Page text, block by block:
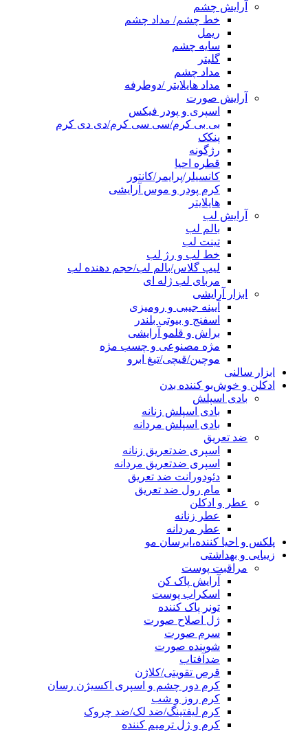
آرایش چشم
خط چشم/ مداد چشم
ریمل
سایه چشم
گلیتر
مداد چشم
مداد هایلایتر /دوطرفه
آرایش صورت
اسپری و پودر فیکس
بی بی کرم/سی سی کرم/دی دی کرم
پنکک
رژگونه
قطره احیا
کانسیلر/پرایمر/کانتور
کرم پودر و موس آرایشی
هایلایتر
آرایش لب
بالم لب
تینت لب
خط لب و رژ لب
لیپ گلاس/بالم لب/حجم دهنده لب
مربای لب ژله ای
ابزار آرایشی
آیینه جیبی و رومیزی
اسفنج و بیوتی بلندر
براش و قلمو آرایشی
مژه مصنوعی و چسب مژه
موچین/قیچی/تیغ ابرو
ابزار سالنی
ادکلن و خوش‌بو کننده بدن
بادی اسپلش
بادی اسپلش زنانه
بادی اسپلش مردانه
ضد تعریق
اسپری ضدتعریق زنانه
اسپری ضدتعریق مردانه
دئودورانت ضد تعریق
مام رول ضد تعریق
عطر و ادکلن
عطر زنانه
عطر مردانه
پلکس و احیا کننده،ابرسان مو
زیبایی و بهداشتی
مراقبت پوست
آرایش پاک کن
اسکراب پوست
تونر پاک کننده
ژل اصلاح صورت
سرم صورت
شوینده صورت
ضدآفتاب
قرص تقویتی/کلاژن
کرم دور چشم و اسپری اکسیژن رسان
کرم روز و شب
کرم لیفتینگ/ضد لک/ضد چروک
کرم و ژل ترمیم کننده